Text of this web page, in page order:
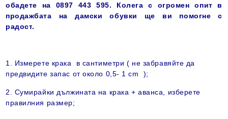
обадете на 0897 443 595. Колега с огромен опит в
продажбата на дамски обувки ще ви помогне с
радост.
1. Измерете крака в сантиметри ( не забравяйте да
предвидите запас от около 0,5- 1 cm );
2. Сумирайки дължината на крака + аванса, изберете
правилния размер;